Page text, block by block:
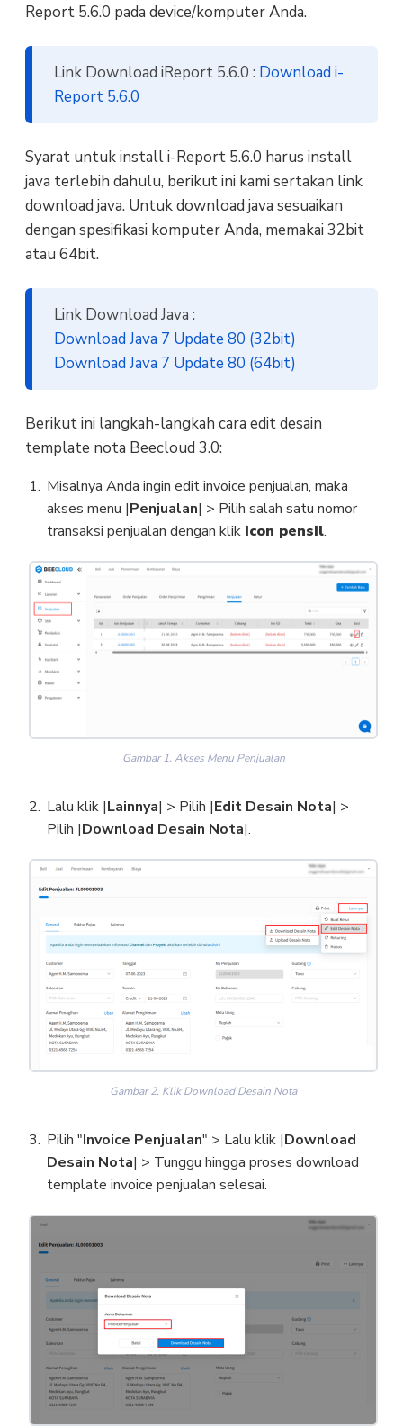
Report 5.6.0 pada device/komputer Anda.
Link Download iReport 5.6.0 : Download i-
Report 5.6.0
Syarat untuk install i-Report 5.6.0 harus install
java terlebih dahulu, berikut ini kami sertakan link
download java. Untuk download java sesuaikan
dengan spesifikasi komputer Anda, memakai 32bit
atau 64bit.
Link Download Java :
Download Java 7 Update 80 (32bit)
Download Java 7 Update 80 (64bit)
Berikut ini langkah-langkah cara edit desain
template nota Beecloud 3.0:
Misalnya Anda ingin edit invoice penjualan, maka
akses menu |Penjualan| > Pilih salah satu nomor
transaksi penjualan dengan klik icon pensil.
Gambar 1. Akses Menu Penjualan
Lalu klik |Lainnya| > Pilih |Edit Desain Nota| >
Pilih |Download Desain Nota|.
Gambar 2. Klik Download Desain Nota
Pilih "Invoice Penjualan" > Lalu klik |Download
Desain Nota| > Tunggu hingga proses download
template invoice penjualan selesai.